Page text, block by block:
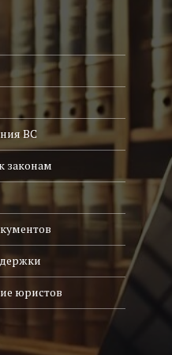
ВС
законам
юристов